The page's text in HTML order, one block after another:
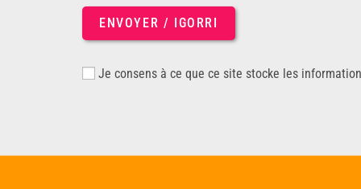
ENVOYER / IGORRI
Je consens à ce que ce site stocke les